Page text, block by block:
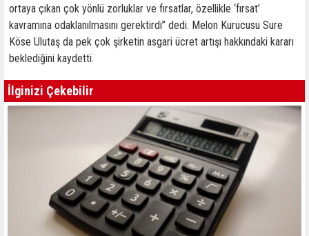
ortaya çıkan çok yönlü zorluklar ve fırsatlar, özellikle ‘fırsat’
kavramına odaklanılmasını gerektirdi” dedi. Melon Kurucusu Sure
Köse Ulutaş da pek çok şirketin asgari ücret artışı hakkındaki kararı
beklediğini kaydetti.
İlginizi Çekebilir